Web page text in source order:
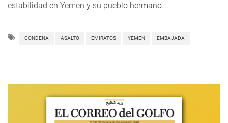
estabilidad en Yemen y su pueblo hermano.
CONDENA ASALTO EMIRATOS YEMEN EMBAJADA